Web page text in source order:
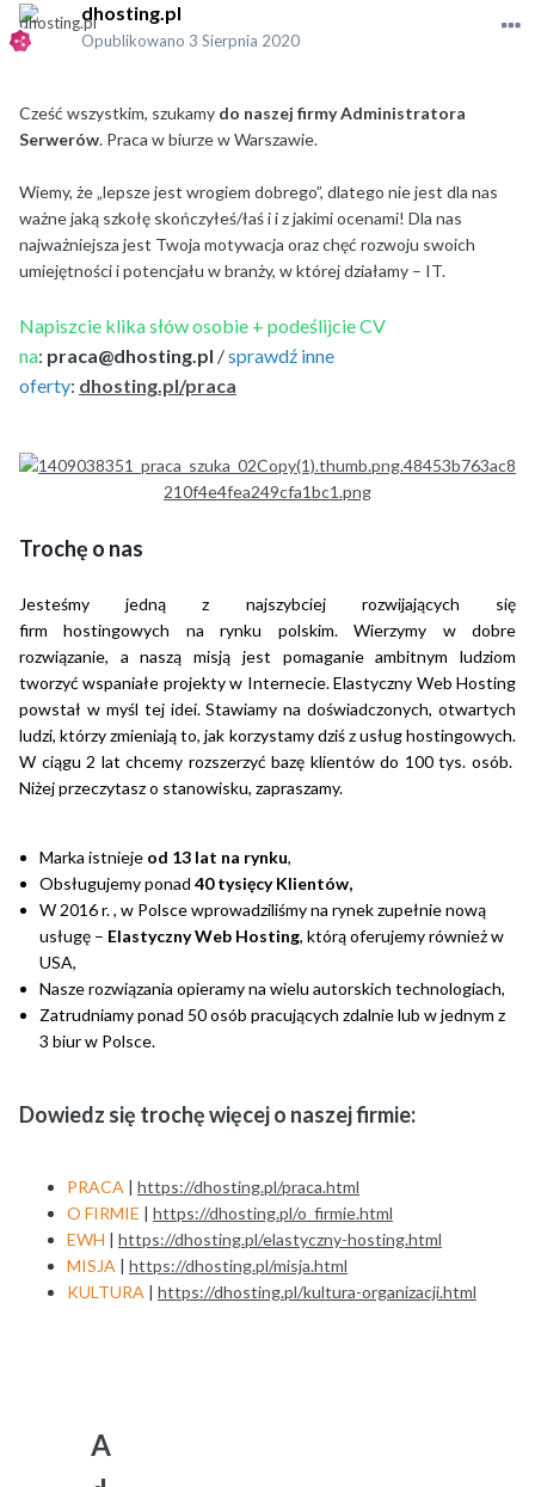
dhosting.pl
Opublikowano 3 Sierpnia 2020
Cześć wszystkim, szukamy do naszej firmy Administratora
Serwerów. Praca w biurze w Warszawie.
Wiemy, że „lepsze jest wrogiem dobrego”, dlatego nie jest dla nas
ważne jaką szkołę skończyłeś/łaś i i z jakimi ocenami! Dla nas
najważniejsza jest Twoja motywacja oraz chęć rozwoju swoich
umiejętności i potencjału w branży, w której działamy – IT.
Napiszcie klika słów osobie + podeślijcie CV
na: praca@dhosting.pl /sprawdź inne
oferty: dhosting.pl/praca
Trochę o nas
Jesteśmy jedną z najszybciej rozwijających się
firm hostingowych na rynku polskim. Wierzymy w dobre
rozwiązanie, a naszą misją jest pomaganie ambitnym ludziom
tworzyć wspaniałe projekty w Internecie. Elastyczny Web Hosting
powstał w myśl tej idei. Stawiamy na doświadczonych, otwartych
ludzi, którzy zmieniają to, jak korzystamy dziś z usług hostingowych.
W ciągu 2 lat chcemy rozszerzyć bazę klientów do 100 tys. osób.
Niżej przeczytasz o stanowisku, zapraszamy.
Marka istnieje od 13 lat na rynku,
Obsługujemy ponad 40 tysięcy Klientów,
W 2016 r. , w Polsce wprowadziliśmy na rynek zupełnie nową
usługę – Elastyczny Web Hosting, którą oferujemy również w
USA,
Nasze rozwiązania opieramy na wielu autorskich technologiach,
Zatrudniamy ponad 50 osób pracujących zdalnie lub w jednym z
3 biur w Polsce.
Dowiedz się trochę więcej o naszej firmie:
PRACA | https://dhosting.pl/praca.html
O FIRMIE | https://dhosting.pl/o_firmie.html
EWH | https://dhosting.pl/elastyczny-hosting.html
MISJA | https://dhosting.pl/misja.html
KULTURA | https://dhosting.pl/kultura-organizacji.html
A